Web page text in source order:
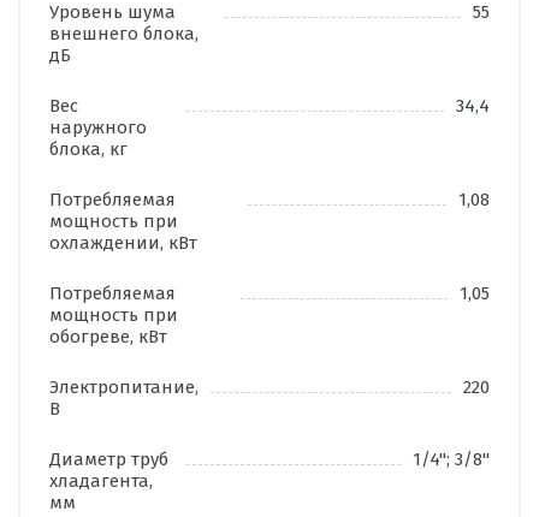
Уровень шума
внешнего блока,
дБ
55
Вес
наружного
блока, кг
34,4
Потребляемая
мощность при
охлаждении, кВт
1,08
Потребляемая
мощность при
обогреве, кВт
1,05
Электропитание,
В
220
Диаметр труб
хладагента,
мм
1/4"; 3/8"